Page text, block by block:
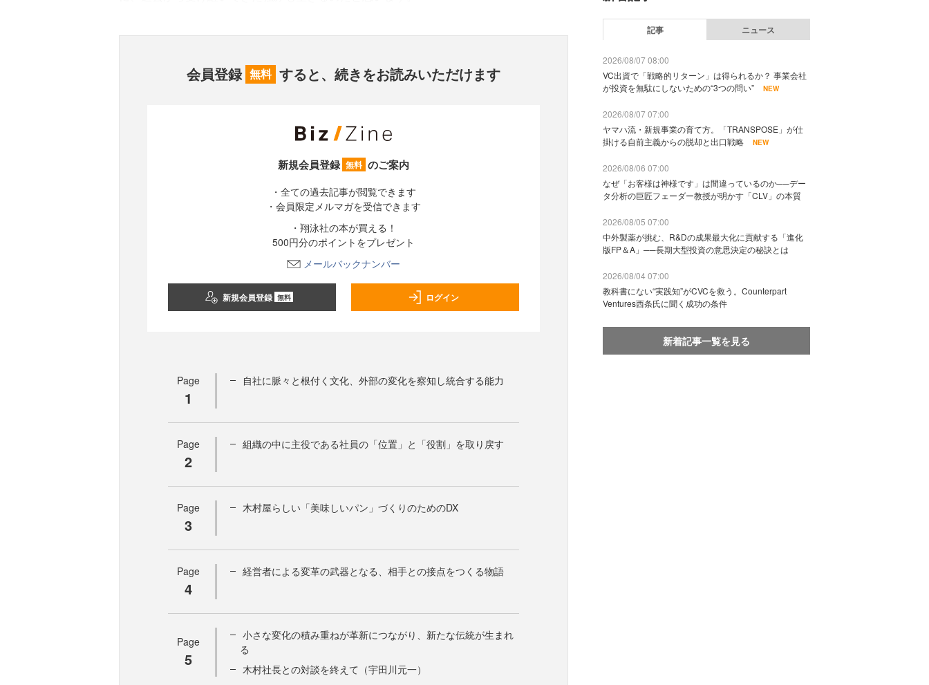
会員登録 無料 すると、続きをお読みいただけます
新規会員登録 無料 のご案内
・全ての過去記事が閲覧できます
・会員限定メルマガを受信できます
・翔泳社の本が買える！
500円分のポイントをプレゼント
メールバックナンバー
新規会員登録 無料 ログイン
Page
1
自社に脈々と根付く文化、外部の変化を察知し統合する能力
Page
2
組織の中に主役である社員の「位置」と「役割」を取り戻す
Page
3
木村屋らしい「美味しいパン」づくりのためのDX
Page
4
経営者による変革の武器となる、相手との接点をつくる物語
Page
5
小さな変化の積み重ねが革新につながり、新たな伝統が生まれ
る
木村社長との対談を終えて（宇田川元一）
記事 ニュース
2026/08/07 08:00
VC出資で「戦略的リターン」は得られるか？ 事業会社
が投資を無駄にしないための“3つの問い”
NEW
2026/08/07 07:00
ヤマハ流・新規事業の育て方。「TRANSPOSE」が仕
掛ける自前主義からの脱却と出口戦略
NEW
2026/08/06 07:00
なぜ「お客様は神様です」は間違っているのか──デー
タ分析の巨匠フェーダー教授が明かす「CLV」の本質
2026/08/05 07:00
中外製薬が挑む、R&Dの成果最大化に貢献する「進化
版FP＆A」──長期大型投資の意思決定の秘訣とは
2026/08/04 07:00
教科書にない“実践知”がCVCを救う。Counterpart
Ventures西条氏に聞く成功の条件
新着記事一覧を見る